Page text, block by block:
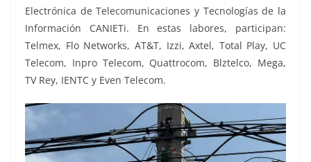
Electrónica de Telecomunicaciones y Tecnologías de la
Información CANIETi. En estas labores, participan:
Telmex, Flo Networks, AT&T, Izzi, Axtel, Total Play, UC
Telecom, Inpro Telecom, Quattrocom, Blztelco, Mega,
TV Rey, IENTC y Even Telecom.